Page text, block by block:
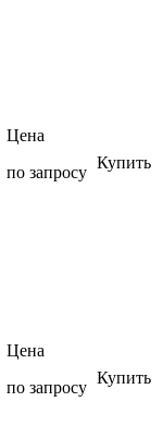
Цена
по запросу
Купить
Цена
по запросу
Купить